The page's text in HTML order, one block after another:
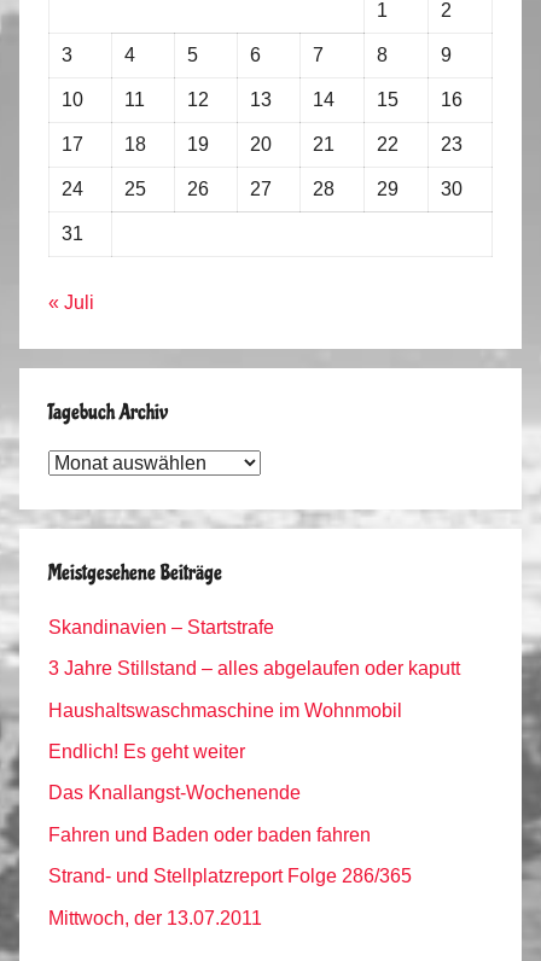
1 2
3 4 5 6 7 8 9
10 11 12 13 14 15 16
17 18 19 20 21 22 23
24 25 26 27 28 29 30
31
« Juli
Tagebuch Archiv
Tagebuch
Meistgesehene Beiträge
Skandinavien – Startstrafe
3 Jahre Stillstand – alles abgelaufen oder kaputt
Haushaltswaschmaschine im Wohnmobil
Endlich! Es geht weiter
Das Knallangst-Wochenende
Fahren und Baden oder baden fahren
Strand- und Stellplatzreport Folge 286/365
Mittwoch, der 13.07.2011